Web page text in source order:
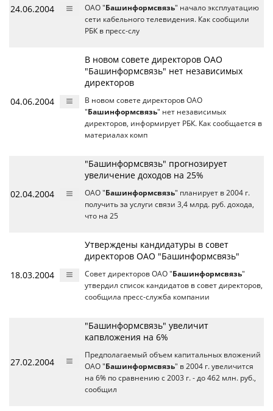
24.06.2004 ОАО "Башинформсвязь" начало эксплуатацию
сети кабельного телевидения. Как сообщили
РБК в пресс-слу
04.06.2004
В новом совете директоров ОАО
"Башинформсвязь" нет независимых
директоров
В новом совете директоров ОАО
"Башинформсвязь" нет независимых
директоров, информирует РБК. Как сообщается в
материалах комп
02.04.2004
"Башинформсвязь" прогнозирует
увеличение доходов на 25%
ОАО "Башинформсвязь" планирует в 2004 г.
получить за услуги связи 3,4 млрд. руб. дохода,
что на 25
18.03.2004
Утверждены кандидатуры в совет
директоров ОАО "Башинформсвязь"
Совет директоров ОАО "Башинформсвязь"
утвердил список кандидатов в совет директоров,
сообщила пресс-служба компании
27.02.2004
"Башинформсвязь" увеличит
капвложения на 6%
Предполагаемый объем капитальных вложений
ОАО "Башинформсвязь" в 2004 г. увеличится
на 6% по сравнению с 2003 г. - до 462 млн. руб.,
сообщил